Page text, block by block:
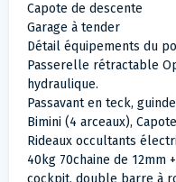
Capote de descente
Garage à tender
Détail équipements du
Passerelle rétractable
hydraulique.
Passavant en teck,
Bimini (4 arceaux),
Rideaux occultants
40kg 70chaine de 12mm
cockpit, double barre à